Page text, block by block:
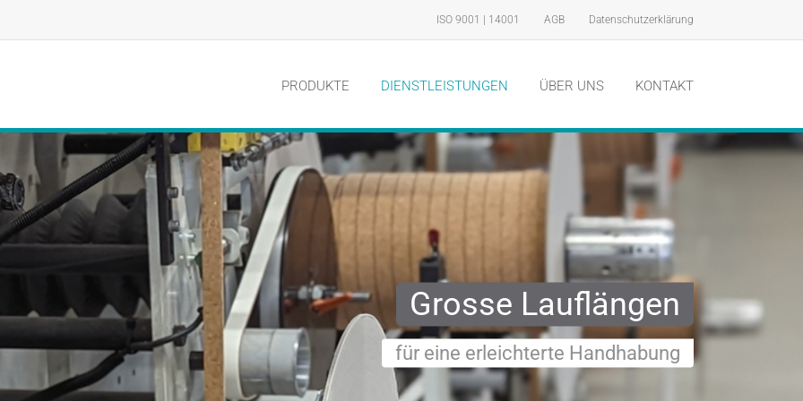
ISO 9001 | 14001 AGB Datenschutzerklärung
PRODUKTE DIENSTLEISTUNGEN ÜBER UNS KONTAKT
Grosse Lauflängen
für eine erleichterte Handhabung